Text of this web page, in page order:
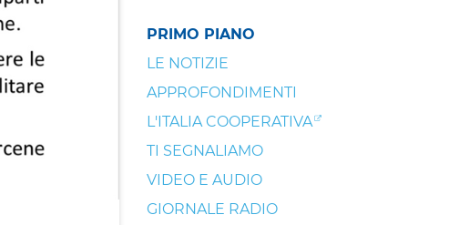
PRIMO PIANO
LE NOTIZIE
APPROFONDIMENTI
L'ITALIA COOPERATIVA
TI SEGNALIAMO
VIDEO E AUDIO
GIORNALE RADIO